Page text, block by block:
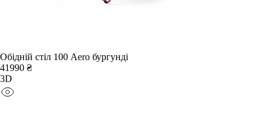
Обідній стіл 100 Aero бургунді
41990 ₴
3D